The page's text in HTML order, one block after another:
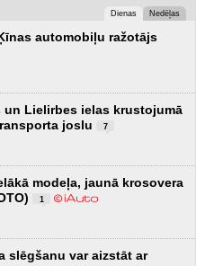
Dienas Nedēļas
automobiļu ražotājs
un Lielirbes ielas krustojumā
joslu
7
modeļa, jaunā krosovera
1
slēgšanu var aizstāt ar